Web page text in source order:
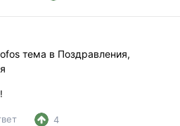
тема в Поздравления,
4